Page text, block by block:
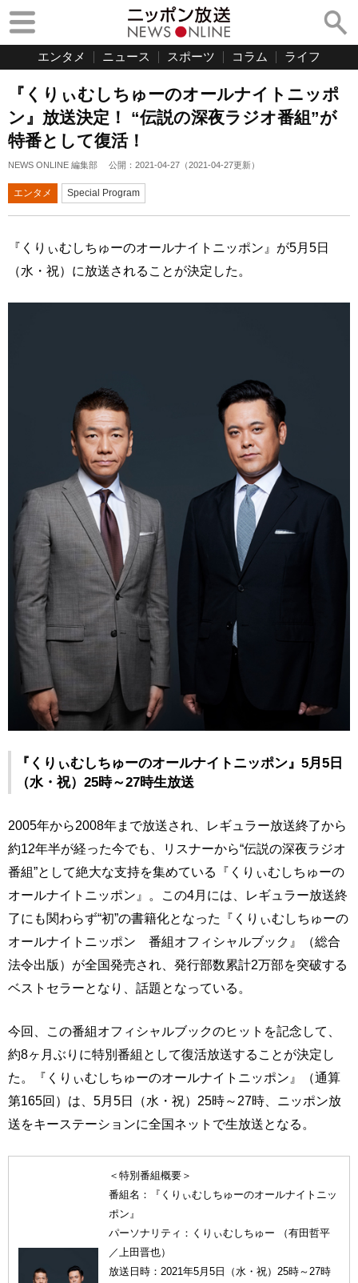
エンタメ ニュース スポーツ コラム ライフ
『くりぃむしちゅーのオールナイトニッポ
ン』放送決定！ “伝説の深夜ラジオ番組”が
特番として復活！
NEWS ONLINE 編集部 公開： 2021-04-27 （2021-04-27更新）
エンタメ Special Program
『くりぃむしちゅーのオールナイトニッポン』が5月5日
（水・祝）に放送されることが決定した。
『くりぃむしちゅーのオールナイトニッポン』5月5日
（水・祝）25時～27時生放送
2005年から2008年まで放送され、レギュラー放送終了から
約12年半が経った今でも、リスナーから“伝説の深夜ラジオ
番組”として絶大な支持を集めている『くりぃむしちゅーの
オールナイトニッポン』。この4月には、レギュラー放送終
了にも関わらず“初”の書籍化となった『くりぃむしちゅーの
オールナイトニッポン 番組オフィシャルブック』（総合
法令出版）が全国発売され、発行部数累計2万部を突破する
ベストセラーとなり、話題となっている。
今回、この番組オフィシャルブックのヒットを記念して、
約8ヶ月ぶりに特別番組として復活放送することが決定し
た。『くりぃむしちゅーのオールナイトニッポン』（通算
第165回）は、5月5日（水・祝）25時～27時、ニッポン放
送をキーステーションに全国ネットで生放送となる。
＜特別番組概要＞
番組名：『くりぃむしちゅーのオールナイトニッ
ポン』
パーソナリティ：くりぃむしちゅー （有田哲平
／上田晋也）
放送日時：2021年5月5日（水・祝）25時～27時